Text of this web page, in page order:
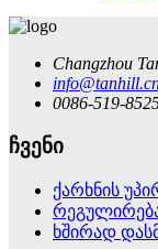
Changzhou
0086-519-
ჩვენი
ქარხნის
ხშირად